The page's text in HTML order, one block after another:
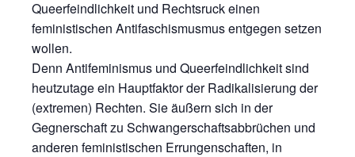
Queerfeindlichkeit und Rechtsruck einen
feministischen Antifaschismusmus entgegen setzen
wollen.
Denn Antifeminismus und Queerfeindlichkeit sind
heutzutage ein Hauptfaktor der Radikalisierung der
(extremen) Rechten. Sie äußern sich in der
Gegnerschaft zu Schwangerschaftsabbrüchen und
anderen feministischen Errungenschaften, in